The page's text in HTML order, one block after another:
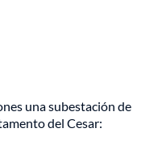
una subestación de
del Cesar: